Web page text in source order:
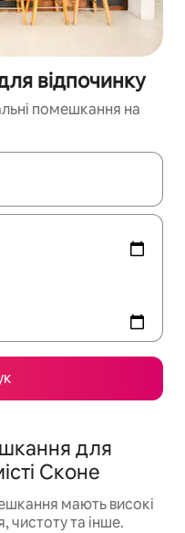
відпочинку
помешкання на
для
для
Сконе
мають високі
чистоту та інше.